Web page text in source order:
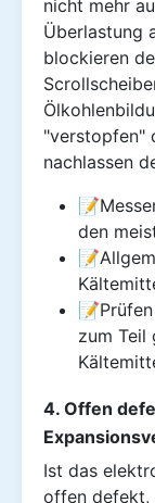
nicht mehr
Überlastung
blockieren
"verstopfen"
nachlassen
den
zum Teil
4. Offen
Ist das
offen defekt,